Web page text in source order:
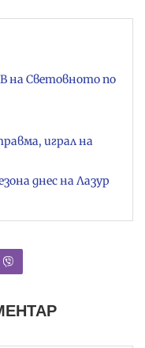
на Световното по
играл на
днес на Лазур